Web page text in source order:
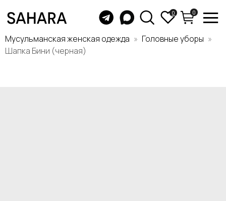
Мусульманская женская одежда
Головные уборы
Шапка Бини (черная)